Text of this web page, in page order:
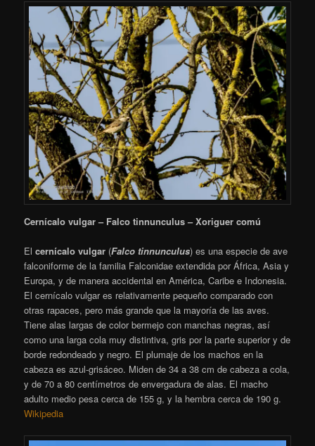
Cernícalo vulgar – Falco tinnunculus – Xoriguer comú
Elcernícalo vulgar ​ (Falco tinnunculus) es una especie de ave
falconiforme de la familia Falconidae extendida por África, Asia y
Europa​, y de manera accidental en América, Caribe e Indonesia.
El cernícalo vulgar es relativamente pequeño comparado con
otras rapaces, pero más grande que la mayoría de las aves.
Tiene alas largas de color bermejo con manchas negras, así
como una larga cola muy distintiva, gris por la parte superior y de
borde redondeado y negro. El plumaje de los machos en la
cabeza es azul-grisáceo. Miden de 34 a 38 cm de cabeza a cola,
y de 70 a 80 centímetros de envergadura de alas. El macho
adulto medio pesa cerca de 155 g, y la hembra cerca de 190 g.
Wikipedia